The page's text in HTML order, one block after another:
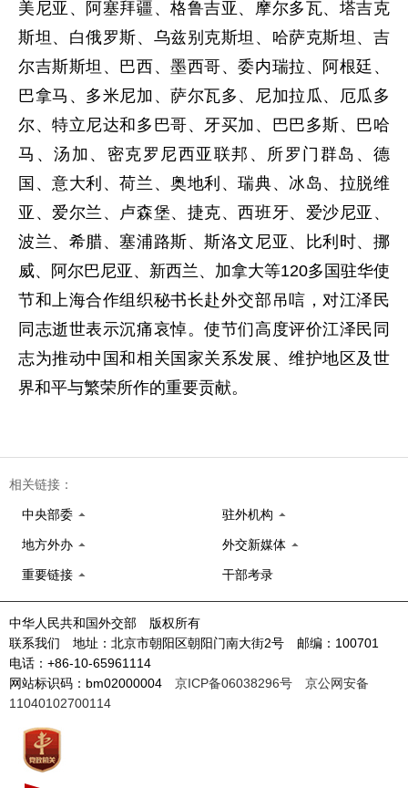
美尼亚、阿塞拜疆、格鲁吉亚、摩尔多瓦、塔吉克
斯坦、白俄罗斯、乌兹别克斯坦、哈萨克斯坦、吉
尔吉斯斯坦、巴西、墨西哥、委内瑞拉、阿根廷、
巴拿马、多米尼加、萨尔瓦多、尼加拉瓜、厄瓜多
尔、特立尼达和多巴哥、牙买加、巴巴多斯、巴哈
马、汤加、密克罗尼西亚联邦、所罗门群岛、德
国、意大利、荷兰、奥地利、瑞典、冰岛、拉脱维
亚、爱尔兰、卢森堡、捷克、西班牙、爱沙尼亚、
波兰、希腊、塞浦路斯、斯洛文尼亚、比利时、挪
威、阿尔巴尼亚、新西兰、加拿大等120多国驻华使
节和上海合作组织秘书长赴外交部吊唁，对江泽民
同志逝世表示沉痛哀悼。使节们高度评价江泽民同
志为推动中国和相关国家关系发展、维护地区及世
界和平与繁荣所作的重要贡献。
相关链接：
中央部委 驻外机构
地方外办 外交新媒体
重要链接 干部考录
中华人民共和国外交部 版权所有
联系我们 地址：北京市朝阳区朝阳门南大街2号 邮编：100701
电话：+86-10-65961114
网站标识码：bm02000004 京ICP备06038296号
京公网安备
11040102700114